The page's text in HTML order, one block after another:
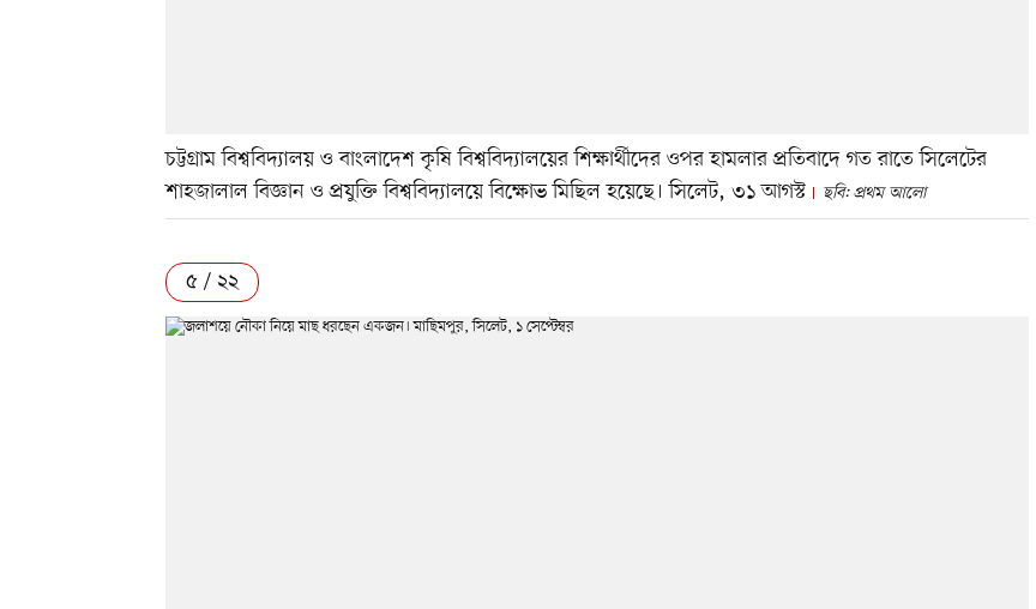
চট্টগ্রাম বিশ্ববিদ্যালয় ও বাংলাদেশ কৃষি বিশ্ববিদ্যালয়ের শিক্ষার্থীদের ওপর হামলার প্রতিবাদে গত রাতে সিলেটের
শাহজালাল বিজ্ঞান ও প্রযুক্তি বিশ্ববিদ্যালয়ে বিক্ষোভ মিছিল হয়েছে। সিলেট, ৩১ আগস্ট
ছবি: প্রথম আলো
৫ / ২২